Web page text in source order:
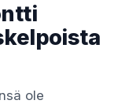
ole